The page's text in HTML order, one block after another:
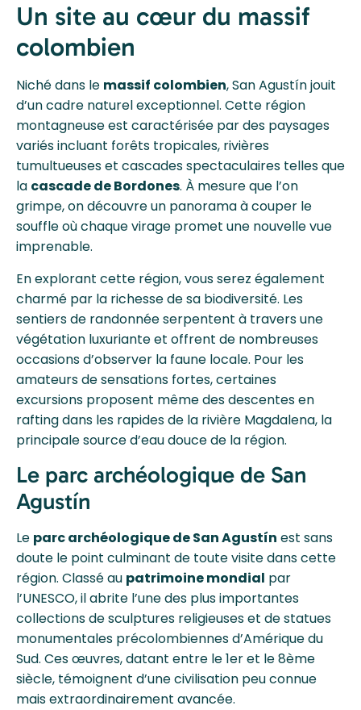
Un site au cœur du massif
colombien
Niché dans le massif colombien, San Agustín jouit
d’un cadre naturel exceptionnel. Cette région
montagneuse est caractérisée par des paysages
variés incluant forêts tropicales, rivières
tumultueuses et cascades spectaculaires telles que
la cascade de Bordones. À mesure que l’on
grimpe, on découvre un panorama à couper le
souffle où chaque virage promet une nouvelle vue
imprenable.
En explorant cette région, vous serez également
charmé par la richesse de sa biodiversité. Les
sentiers de randonnée serpentent à travers une
végétation luxuriante et offrent de nombreuses
occasions d’observer la faune locale. Pour les
amateurs de sensations fortes, certaines
excursions proposent même des descentes en
rafting dans les rapides de la rivière Magdalena, la
principale source d’eau douce de la région.
Le parc archéologique de San
Agustín
Le parc archéologique de San Agustín est sans
doute le point culminant de toute visite dans cette
région. Classé au patrimoine mondial par
l’UNESCO, il abrite l’une des plus importantes
collections de sculptures religieuses et de statues
monumentales précolombiennes d’Amérique du
Sud. Ces œuvres, datant entre le 1er et le 8ème
siècle, témoignent d’une civilisation peu connue
mais extraordinairement avancée.